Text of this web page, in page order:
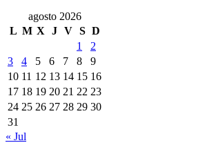
agosto 2026
L M X J V S D
1
2
3
4 5 6 7 8
9
10 11 12 13 14 15 16
17 18 19 20 21 22 23
24 25 26 27 28 29 30
31
« Jul